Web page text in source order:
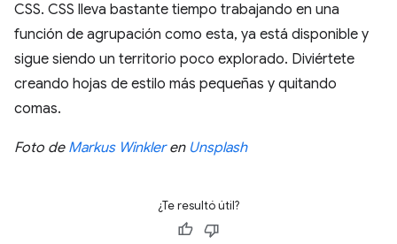
CSS. CSS lleva bastante tiempo trabajando en una
función de agrupación como esta, ya está disponible y
sigue siendo un territorio poco explorado. Diviértete
creando hojas de estilo más pequeñas y quitando
comas.
Foto de Markus Winkleren Unsplash
¿Te resultó útil?